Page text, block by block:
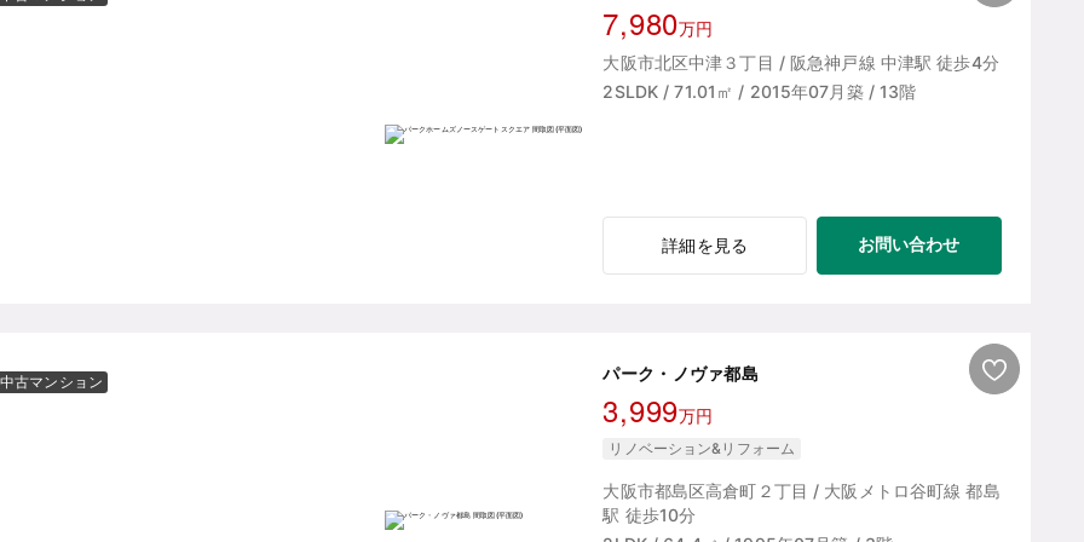
7,980万円
大阪市北区中津３丁目 / 阪急神戸線 中津駅 徒歩4分
2SLDK / 71.01㎡ / 2015年07月築 / 13階
詳細を見る お問い合わせ
中古マンション パーク・ノヴァ都島
3,999万円
リノベーション&リフォーム
大阪市都島区高倉町２丁目 / 大阪メトロ谷町線 都島
駅 徒歩10分